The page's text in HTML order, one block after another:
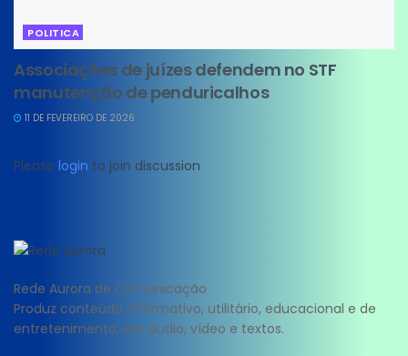
POLITICA
Associações de juízes defendem no STF
manutenção de penduricalhos
11 DE FEVEREIRO DE 2026
Please login to join discussion
Rede Aurora de Comunicação
Produz conteúdo informativo, utilitário, educacional e de
entretenimento; em áudio, vídeo e textos.